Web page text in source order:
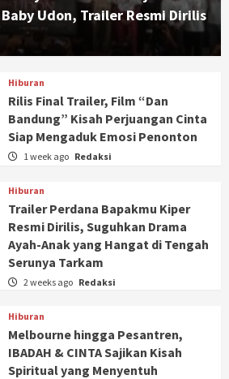
Udon, Trailer Resmi Dirilis
Hiburan
Rilis Final Trailer, Film “Dan
Bandung” Kisah Perjuangan Cinta
Siap Mengaduk Emosi Penonton
1 week ago Redaksi
Hiburan
Trailer Perdana Bapakmu Kiper
Resmi Dirilis, Suguhkan Drama
Ayah-Anak yang Hangat di Tengah
Serunya Tarkam
2 weeks ago Redaksi
Hiburan
Melbourne hingga Pesantren,
IBADAH & CINTA Sajikan Kisah
Spiritual yang Menyentuh